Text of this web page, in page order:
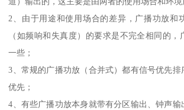
2、由于用途和使用场合的差异，广播功放和
（如频响和失真度）的要求是不完全相同的
一些；
3、常规的广播功放（合并式）都有信号优先
优先；
4、有些广播功放本身就带有分区输出、钟声